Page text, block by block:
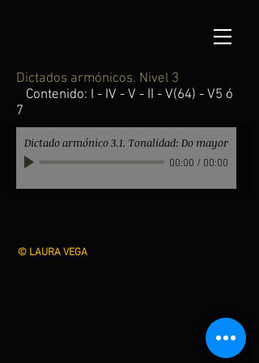
Dictados armónicos. Nivel 3
Contenido: I - IV - V - II - V(64) - V5 ó
7
Dictado armónico 3.1. Tonalidad: Do mayor
00:00 / 00:00
© LAURA VEGA